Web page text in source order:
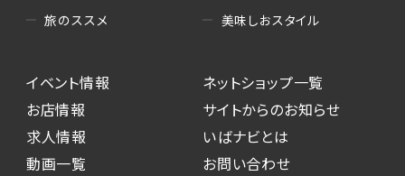
（5）広告主への問い合わせ・応募等への対応
・本サービスを通じて求人広告に応募した際の
選考に関する連絡
・本サービスを通じて店舗への来店予約を登録
した際の内容確認、返答
旅のススメ
美味しおスタイル
イベント情報
お店情報
求人情報
動画一覧
ネットショップ一覧
サイトからのお知らせ
いばナビとは
お問い合わせ